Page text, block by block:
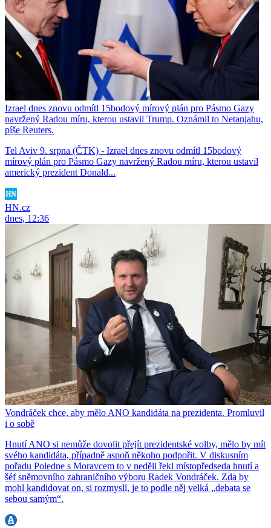
Izrael dnes znovu odmítl 15bodový mírový plán pro Pásmo Gazy
navržený Radou míru, kterou ustavil Trump. Oznámil to Netanjahu,
píše Reuters.
Tel Aviv 9. srpna (ČTK) - Izrael dnes znovu odmítl 15bodový
mírový plán pro Pásmo Gazy navržený Radou míru, kterou ustavil
americký prezident Donald...
HN.cz
dnes, 12:36
Vondráček chce, aby mělo ANO kandidáta na prezidenta. Promluvil
i o sobě
Hnutí ANO si nemůže dovolit přejít prezidentské volby, mělo by mít
svého kandidáta, případně aspoň někoho podpořit. V diskusním
pořadu Poledne s Moravcem to v neděli řekl místopředseda hnutí a
šéf sněmovního zahraničního výboru Radek Vondráček. Zda by
mohl kandidovat on, si rozmyslí, je to podle něj velká „debata se
sebou samým“.